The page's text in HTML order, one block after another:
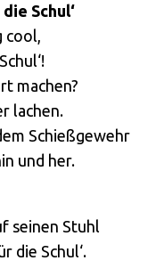
Schul‘
cool,
machen?
lachen.
Schießgewehr
und her.
seinen Stuhl
die Schul‘.